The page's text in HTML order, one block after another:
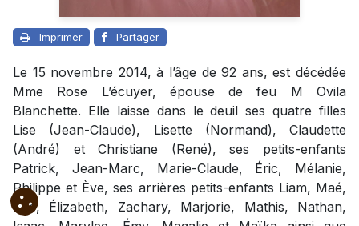
Imprimer Partager
Le 15 novembre 2014, à l’âge de 92 ans, est décédée
Mme Rose L’écuyer, épouse de feu M Ovila
Blanchette. Elle laisse dans le deuil ses quatre filles
Lise (Jean-Claude), Lisette (Normand), Claudette
(André) et Christiane (René), ses petits-enfants
Patrick, Jean-Marc, Marie-Claude, Éric, Mélanie,
Philippe et Ève, ses arrières petits-enfants Liam, Maé,
Zoé, Élizabeth, Zachary, Marjorie, Mathis, Nathan,